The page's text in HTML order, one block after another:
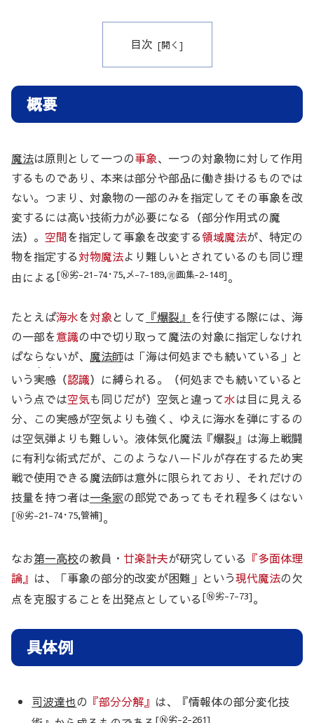
目次
概要
魔法は原則として一つの事象、一つの対象物に対して作用
するものであり、本来は部分や部品に働き掛けるものでは
ない。つまり、対象物の一部のみを指定してその事象を改
変するには高い技術力が必要になる（部分作用式の魔
法）。 空間を指定して事象を改変する領域魔法が、特定の
物を指定する対物魔法より難しいとされているのも同じ理
由による [Ⓝ劣-21-74･75,メ-7-189,㊮画集-2-148]。
たとえば海水を対象として 『爆裂』 を行使する際には、海
の一部を意識の中で切り取って魔法の対象に指定しなけれ
ばならないが、 魔法師は「海は何処までも続いている」と
いう実感
・・
（認識）に縛られる。（何処までも続いていると
いう点では空気も同じだが）空気と違って水は目に見える
分、この実感が空気よりも強く、ゆえに海水を弾にするの
は空気弾よりも難しい。液体気化魔法『爆裂』は海上戦闘
に有利な術式だが、このようなハードルが存在するため実
戦で使用できる魔法師は意外に限られており、それだけの
技量を持つ者は一条家の郎党であってもそれ程多くはない
[Ⓝ劣-21-74･75,管補]。
なお第一高校の教員・ 廿楽計夫が研究している 『多面体理
論』 は、「事象の部分的改変が困難」という現代魔法の欠
点を克服することを出発点としている [Ⓝ劣-7-73]。
具体例
司波達也の 『部分分解』 は、『情報体の部分変化技
[Ⓝ劣-2-261]